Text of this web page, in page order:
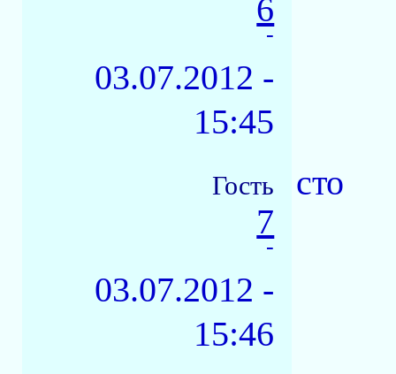
6
-
03.07.2012 -
15:45
Гость
7
-
03.07.2012 -
15:46
сто